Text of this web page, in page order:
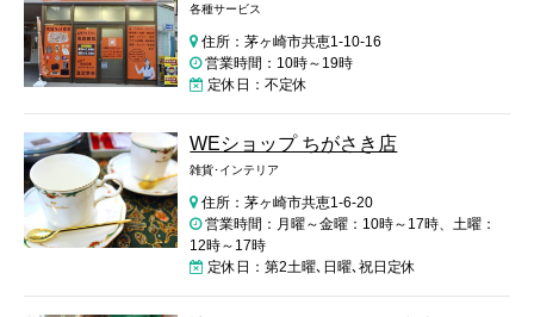
各種サービス
住所：茅ヶ崎市共恵1-10-16
営業時間：10時～19時
定休日：不定休
WEショップ ちがさき店
雑貨･インテリア
住所：茅ヶ崎市共恵1-6-20
営業時間：月曜～金曜：10時～17時、土曜：
12時～17時
定休日：第2土曜､日曜､祝日定休